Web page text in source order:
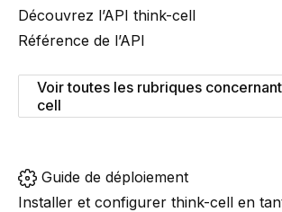
Découvrez l’API think-cell
Référence de l’API
Voir toutes les rubriques concernant
cell
Guide de déploiement
Installer et configurer think-cell en